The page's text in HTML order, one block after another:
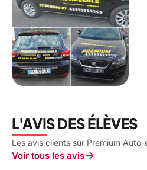
L'AVIS DES ÉLÈVES
Les avis clients sur Premium Auto-
Voir tous les avisarrow_forward